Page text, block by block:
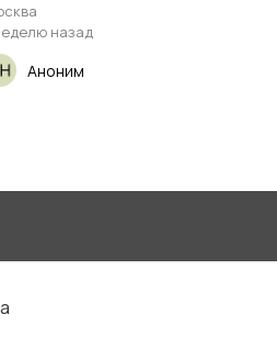
назад
Аноним